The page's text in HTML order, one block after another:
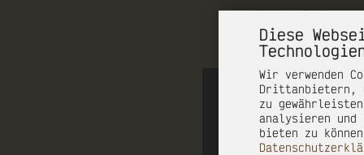
Diese
Wir verwenden
Drittanbietern,
zu
analysieren und
bieten zu
Te­st­ar­ti­kel
NEU